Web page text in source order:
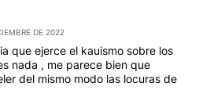
DE 2022
que ejerce el kauismo sobre los
nada , me parece bien que
del mismo modo las locuras de